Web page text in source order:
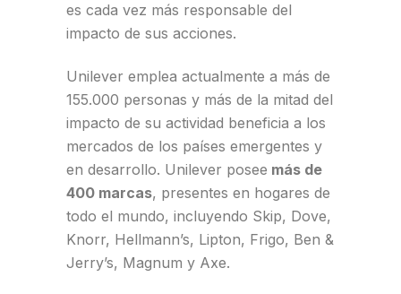
es cada vez más responsable del
impacto de sus acciones.
Unilever emplea actualmente a más de
155.000 personas y más de la mitad del
impacto de su actividad beneficia a los
mercados de los países emergentes y
en desarrollo. Unilever posee más de
400 marcas, presentes en hogares de
todo el mundo, incluyendo Skip, Dove,
Knorr, Hellmann’s, Lipton, Frigo, Ben &
Jerry’s, Magnum y Axe.